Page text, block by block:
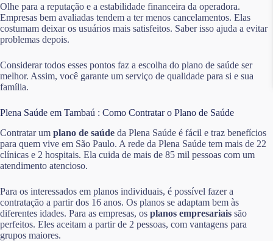
Olhe para a reputação e a estabilidade financeira da operadora.
Empresas bem avaliadas tendem a ter menos cancelamentos. Elas
costumam deixar os usuários mais satisfeitos. Saber isso ajuda a evitar
problemas depois.
Considerar todos esses pontos faz a escolha do plano de saúde ser
melhor. Assim, você garante um serviço de qualidade para si e sua
família.
Plena Saúde em Tambaú : Como Contratar o Plano de Saúde
Contratar um plano de saúde da Plena Saúde é fácil e traz benefícios
para quem vive em São Paulo. A rede da Plena Saúde tem mais de 22
clínicas e 2 hospitais. Ela cuida de mais de 85 mil pessoas com um
atendimento atencioso.
Para os interessados em planos individuais, é possível fazer a
contratação a partir dos 16 anos. Os planos se adaptam bem às
diferentes idades. Para as empresas, os planos empresariais são
perfeitos. Eles aceitam a partir de 2 pessoas, com vantagens para
grupos maiores.